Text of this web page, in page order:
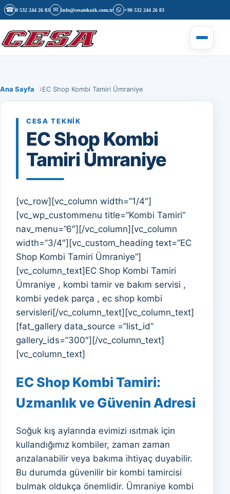
İçeriğe geç
☎ 0 532 244 26 83 ✉ info@cesateknik.com.tr +90 532 244 26 83
Ana Sayfa EC Shop Kombi Tamiri Ümraniye
CESA TEKNIK
EC Shop Kombi
Tamiri Ümraniye
[vc_row][vc_column width=”1/4″]
[vc_wp_custommenu title=”Kombi Tamiri”
nav_menu=”6″][/vc_column][vc_column
width=”3/4″][vc_custom_heading text=”EC
Shop Kombi Tamiri Ümraniye”]
[vc_column_text]EC Shop Kombi Tamiri
Ümraniye , kombi tamir ve bakım servisi ,
kombi yedek parça , ec shop kombi
servisleri[/vc_column_text][vc_column_text]
[fat_gallery data_source =”list_id”
gallery_ids=”300″][/vc_column_text]
[vc_column_text]
EC Shop Kombi Tamiri:
Uzmanlık ve Güvenin Adresi
Soğuk kış aylarında evimizi ısıtmak için
kullandığımız kombiler, zaman zaman
arızalanabilir veya bakıma ihtiyaç duyabilir.
Bu durumda güvenilir bir kombi tamircisi
bulmak oldukça önemlidir. Ümraniye kombi